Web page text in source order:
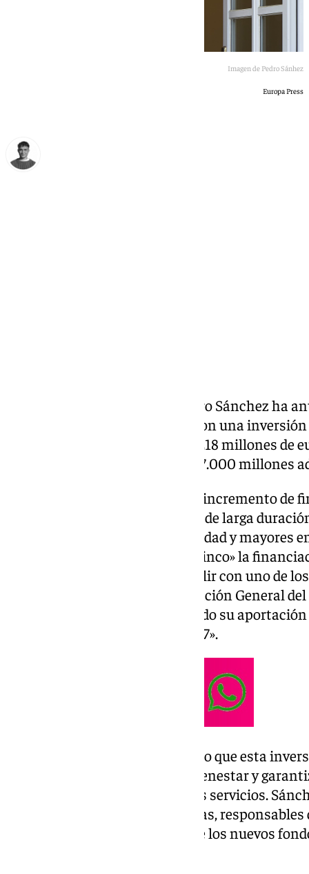
Imagen de Pedro Sánhez
Europa Press
El presidente del Gobierno, Pedro Sánchez ha
aprobará un Real Decreto Ley con una
comunidades autónomas de 2.218 millones de
más en 2027. Lo que será unos 7.000 millones
Según ha explicado Sánchez, el incremento
recursos destinados a cuidados de larga
apoyo a personas con discapacidad y mayores
inversión «casi multiplica por cinco» la
Ejecutivo y «va a permitir cumplir con uno de
legislatura» : que «la Administración General
sistema de dependencia elevando su
millones de euros en el año 2027».
El jefe del Ejecutivo ha defendido que esta
para consolidar el Estado del bienestar y
eficaz a quienes necesitan estos servicios.
con las comunidades autónomas,
prestaciones, para asegurar que los nuevos